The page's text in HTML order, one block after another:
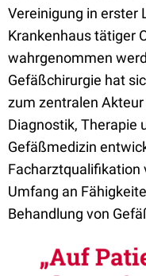
Vereinigung in erster
Krankenhaus tätiger
wahrgenommen
Gefäßchirurgie hat
zum zentralen
Diagnostik, Therapie
Gefäßmedizin
Facharztqualifikation
Umfang an
Behandlung von